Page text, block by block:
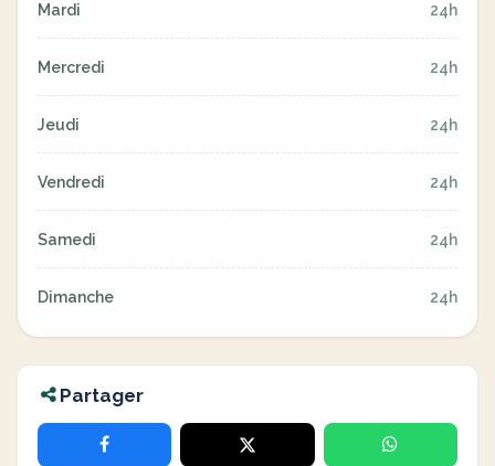
Mardi 24h
Mercredi 24h
Jeudi 24h
Vendredi 24h
Samedi 24h
Dimanche 24h
Partager